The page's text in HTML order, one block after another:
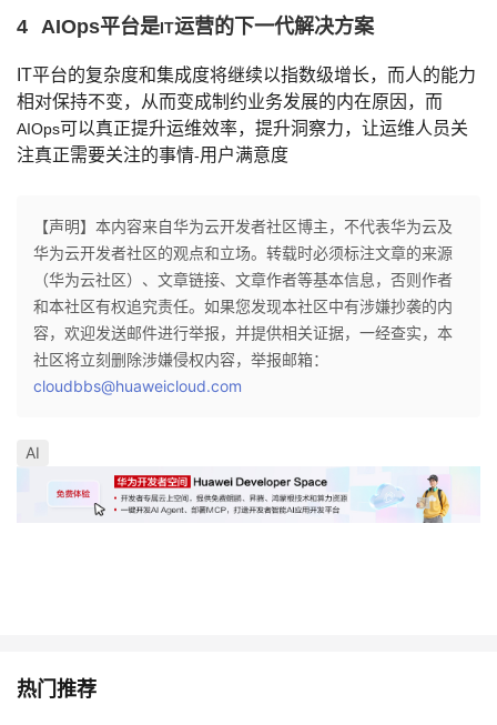
4 AIOps平台是IT运营的下一代解决方案
IT平台的复杂度和集成度将继续以指数级增长，而人的能力
相对保持不变，从而变成制约业务发展的内在原因，而
AIOps可以真正提升运维效率，提升洞察力，让运维人员关
注真正需要关注的事情-用户满意度
【声明】本内容来自华为云开发者社区博主，不代表华为云及
华为云开发者社区的观点和立场。转载时必须标注文章的来源
（华为云社区）、文章链接、文章作者等基本信息，否则作者
和本社区有权追究责任。如果您发现本社区中有涉嫌抄袭的内
容，欢迎发送邮件进行举报，并提供相关证据，一经查实，本
社区将立刻删除涉嫌侵权内容，举报邮箱：
cloudbbs@huaweicloud.com
AI
热门推荐